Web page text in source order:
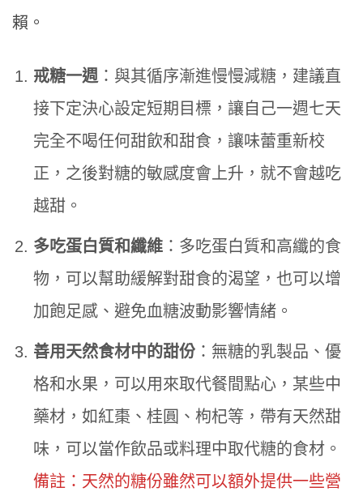
賴。
戒糖一週 ：與其循序漸進慢慢減糖，建議直
接下定決心設定短期目標，讓自己一週七天
完全不喝任何甜飲和甜食，讓味蕾重新校
正，之後對糖的敏感度會上升，就不會越吃
越甜。
多吃蛋白質和纖維 ：多吃蛋白質和高纖的食
物，可以幫助緩解對甜食的渴望，也可以增
加飽足感、避免血糖波動影響情緒。
善用天然食材中的甜份 ：無糖的乳製品、優
格和水果，可以用來取代餐間點心，某些中
藥材，如紅棗、桂圓、枸杞等，帶有天然甜
味，可以當作飲品或料理中取代糖的食材。
備註：天然的糖份雖然可以額外提供一些營